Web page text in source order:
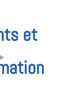
et